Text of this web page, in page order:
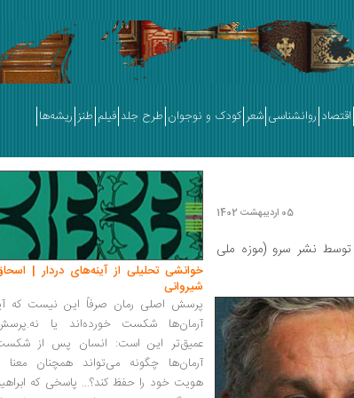
اقتصاد روانشناسی شعر کودک و نوجوان طرح جلد فیلم طنز ریشه‌ها
05 اردیبهشت 1402
توسط نشر سرو (موزه ملی
خوانشی تحلیلی از آینه‌های دردار |
شیروانی
پرسش اصلی رمان صرفاً این نیست که
آرمان‌ها شکست خورده‌اند یا
عمیق‌تر این است: انسان پس از
آرمان‌ها چگونه می‌تواند همچنان معنا
هویت خود را حفظ کند؟... پاسخی که